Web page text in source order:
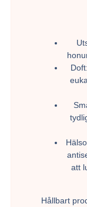
Doft:
att
Hållbart